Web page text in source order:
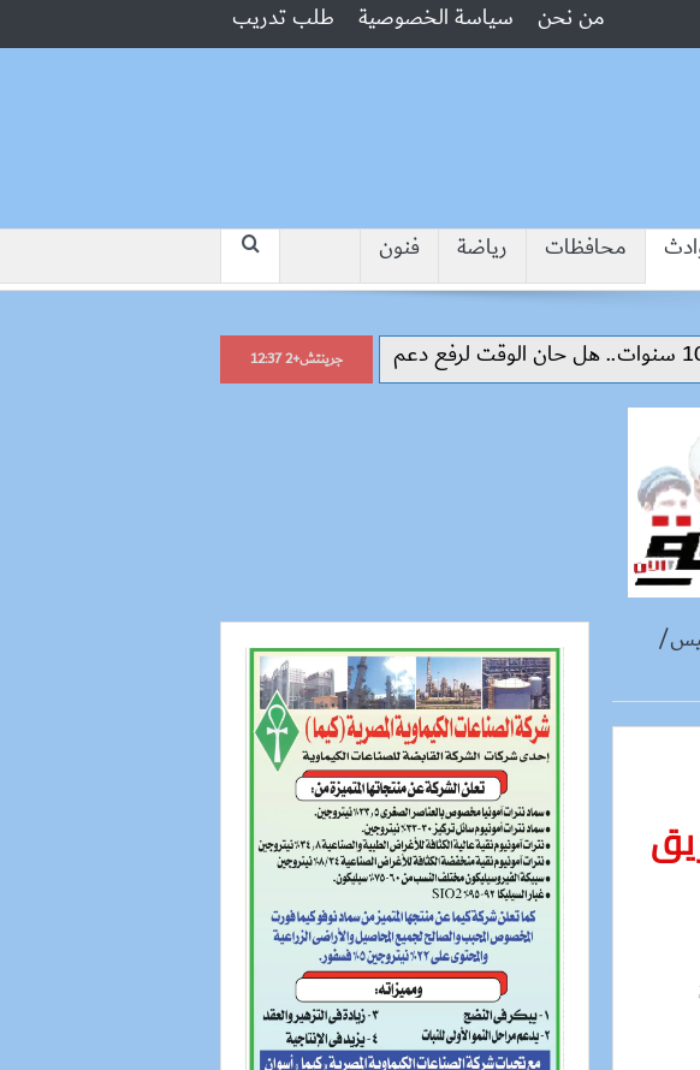
من نحن سياسة الخصوصية طلب تدريب
محافظات رياضة
فنون
“جبروت امرأة”.. مارست الرذيلة
جرينتش+2 12:37